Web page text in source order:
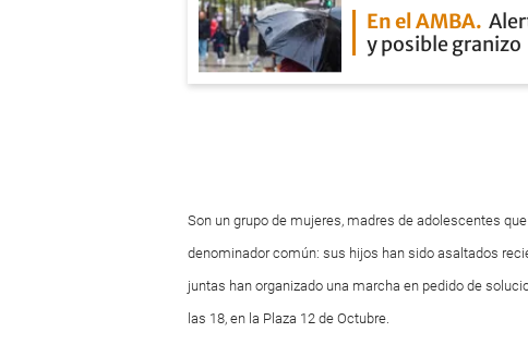
En el AMBA
y posible granizo
Son un grupo de mujeres, madres de adolescentes
denominador común: sus hijos han sido asaltados
juntas han organizado una marcha en pedido de
las 18, en la Plaza 12 de Octubre.